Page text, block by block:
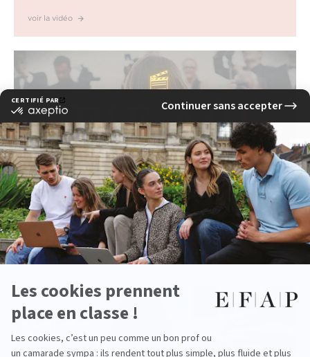
voir la vidéo
PLAY
#EFAPCANNES2022 - Suivez l’EFAP en
direct de la Croisette !
voir la vidéo